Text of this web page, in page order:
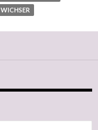
WICHSER